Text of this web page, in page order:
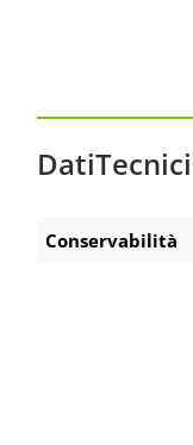
DatiTecnici
Conservabilità